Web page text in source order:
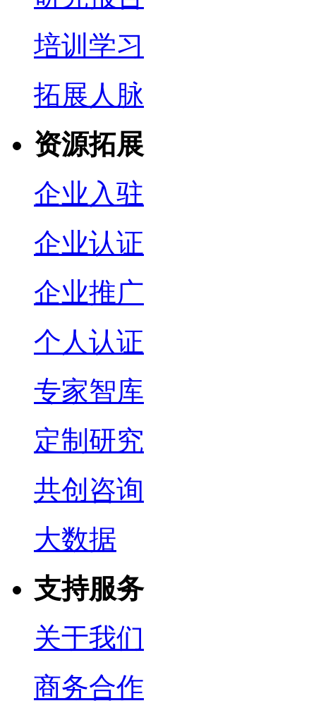
培训学习
拓展人脉
资源拓展
企业入驻
企业认证
企业推广
个人认证
专家智库
定制研究
共创咨询
大数据
支持服务
关于我们
商务合作